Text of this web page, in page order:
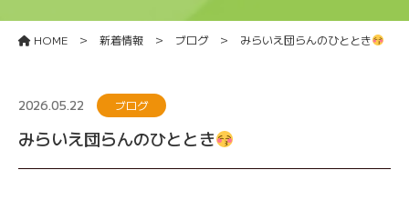
HOME > 新着情報 > ブログ > みらいえ団らんのひととき
2026.05.22 ブログ
みらいえ団らんのひととき